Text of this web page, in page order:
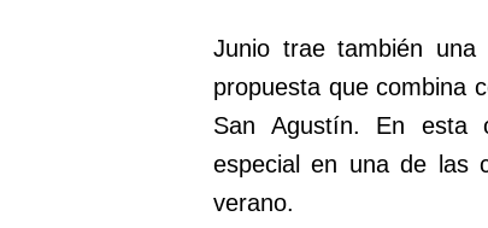
Junio trae también
propuesta que combina
San Agustín. En esta
especial en una de las
verano.